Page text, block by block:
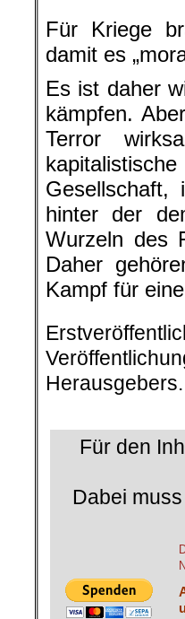
Für Kriege
damit es
Es ist daher
kämpfen.
Terror
hinter der
Wurzeln des
Daher
Kampf für
Herausgebers.
Für den
Dabei